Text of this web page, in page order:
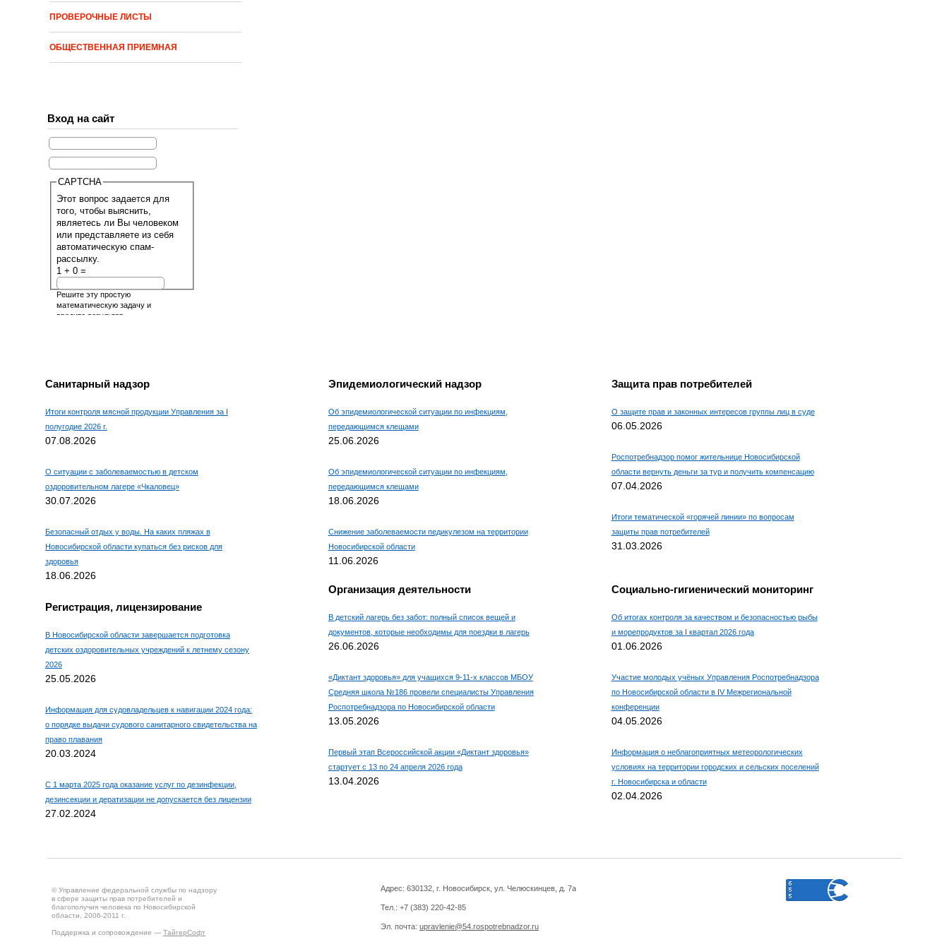
ПРОВЕРОЧНЫЕ ЛИСТЫ
ОБЩЕСТВЕННАЯ ПРИЕМНАЯ
Вход на сайт
CAPTCHA
Этот вопрос задается для
того, чтобы выяснить,
являетесь ли Вы человеком
или представляете из себя
автоматическую спам-
рассылку.
1 + 0 =
Решите эту простую
математическую задачу и
введите результат.
Санитарный надзор
Итоги контроля мясной продукции Управления за I
полугодие 2026 г.
07.08.2026
О ситуации с заболеваемостью в детском
оздоровительном лагере «Чкаловец»
30.07.2026
Безопасный отдых у воды. На каких пляжах в
Новосибирской области купаться без рисков для
здоровья
18.06.2026
Регистрация, лицензирование
В Новосибирской области завершается подготовка
детских оздоровительных учреждений к летнему сезону
2026
25.05.2026
Информация для судовладельцев к навигации 2024 года:
о порядке выдачи судового санитарного свидетельства на
право плавания
20.03.2024
С 1 марта 2025 года оказание услуг по дезинфекции,
дезинсекции и дератизации не допускается без лицензии
27.02.2024
Эпидемиологический надзор
Об эпидемиологической ситуации по инфекциям,
передающимся клещами
25.06.2026
Об эпидемиологической ситуации по инфекциям,
передающимся клещами
18.06.2026
Снижение заболеваемости педикулезом на территории
Новосибирской области
11.06.2026
Организация деятельности
В детский лагерь без забот: полный список вещей и
документов, которые необходимы для поездки в лагерь
26.06.2026
«Диктант здоровья» для учащихся 9-11-х классов МБОУ
Средняя школа №186 провели специалисты Управления
Роспотребнадзора по Новосибирской области
13.05.2026
Первый этап Всероссийской акции «Диктант здоровья»
стартует с 13 по 24 апреля 2026 года
13.04.2026
Защита прав потребителей
О защите прав и законных интересов группы лиц в суде
06.05.2026
Роспотребнадзор помог жительнице Новосибирской
области вернуть деньги за тур и получить компенсацию
07.04.2026
Итоги тематической «горячей линии» по вопросам
защиты прав потребителей
31.03.2026
Социально-гигиенический мониторинг
Об итогах контроля за качеством и безопасностью рыбы
и морепродуктов за I квартал 2026 года
01.06.2026
Участие молодых учёных Управления Роспотребнадзора
по Новосибирской области в IV Межрегиональной
конференции
04.05.2026
Информация о неблагоприятных метеорологических
условиях на территории городских и сельских поселений
г. Новосибирска и области
02.04.2026
© Управление федеральной службы по надзору
в сфере защиты прав потребителей и
благополучия человека по Новосибирской
области, 2006-2011 г.
Поддержка и сопровождение — ТайгерСофт
Адрес: 630132, г. Новосибирск, ул. Челюскинцев, д. 7а
Тел.: +7 (383) 220-42-85
Эл. почта: upravlenie@54.rospotrebnadzor.ru